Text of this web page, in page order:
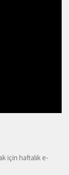
için haftalık e-